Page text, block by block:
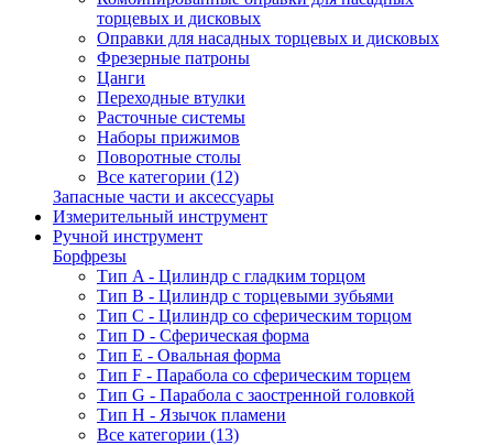
торцевых и дисковых
Оправки для насадных торцевых и дисковых
Фрезерные патроны
Цанги
Переходные втулки
Расточные системы
Наборы прижимов
Поворотные столы
Все категории (12)
Запасные части и аксессуары
Измерительный инструмент
Ручной инструмент
Борфрезы
Тип A - Цилиндр с гладким торцом
Тип В - Цилиндр с торцевыми зубьями
Тип С - Цилиндр со сферическим торцом
Тип D - Сферическая форма
Тип Е - Овальная форма
Тип F - Парабола со сферическим торцем
Тип G - Парабола с заостренной головкой
Тип H - Язычок пламени
Все категории (13)